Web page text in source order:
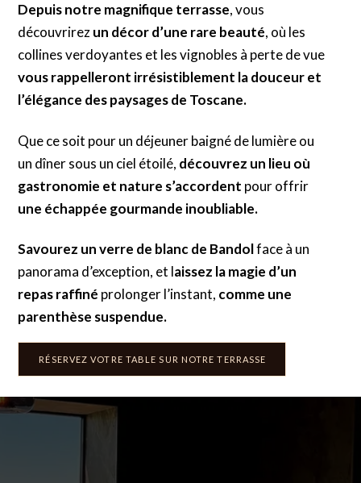
Depuis notre magnifique terrasse, vous
découvrirezun décor d’une rare beauté, où les
collines verdoyantes et les vignobles à perte de vue
vous rappelleront irrésistiblement la douceur et
l’élégance des paysages de Toscane.
Que ce soit pour un déjeuner baigné de lumière ou
un dîner sous un ciel étoilé, découvrez un lieu où
gastronomie et nature s’accordent pour offrir
une échappée gourmande inoubliable.
Savourez un verre de blanc de Bandolface à un
panorama d’exception, et laissez la magie d’un
repas raffiné prolonger l’instant, comme une
parenthèse suspendue.
RÉSERVEZ VOTRE TABLE SUR NOTRE TERRASSE